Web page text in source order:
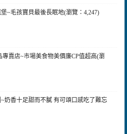
~毛孩寶貝最後長眠地(瀏覽：4,247)
專賣店~市場美食物美價廉CP值超高(瀏
奶香十足甜而不膩 有可頌口感吃了難忘